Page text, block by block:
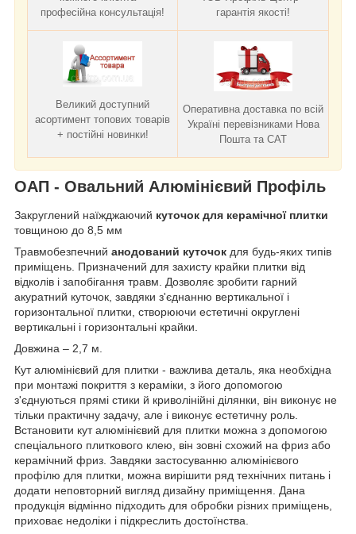
професійна консультація!
гарантія якості!
Великий доступний
асортимент топових товарів
+ постійні новинки!
Оперативна доставка по всій
Україні перевізниками Нова
Пошта та САТ
ОАП - Овальний Алюмінієвий Профіль
Закруглений наїжджаючий куточок для керамічної плитки
товщиною до 8,5 мм
Травмобезпечний анодований куточок для будь-яких типів
приміщень. Призначений для захисту крайки плитки від
відколів і запобігання травм. Дозволяє зробити гарний
акуратний куточок, завдяки з'єднанню вертикальної і
горизонтальної плитки, створюючи естетичні округлені
вертикальні і горизонтальні крайки.
Довжина – 2,7 м.
Кут алюмінієвий для плитки - важлива деталь, яка необхідна
при монтажі покриття з кераміки, з його допомогою
з'єднуються прямі стики й криволінійні ділянки, він виконує не
тільки практичну задачу, але і виконує естетичну роль.
Встановити кут алюмінієвий для плитки можна з допомогою
спеціального плиткового клею, він зовні схожий на фриз або
керамічний фриз. Завдяки застосуванню алюмінієвого
профілю для плитки, можна вирішити ряд технічних питань і
додати неповторний вигляд дизайну приміщення. Дана
продукція відмінно підходить для обробки різних приміщень,
приховає недоліки і підкреслить достоїнства.